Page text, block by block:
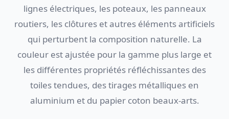
lignes électriques, les poteaux, les panneaux
routiers, les clôtures et autres éléments artificiels
qui perturbent la composition naturelle. La
couleur est ajustée pour la gamme plus large et
les différentes propriétés réfléchissantes des
toiles tendues, des tirages métalliques en
aluminium et du papier coton beaux-arts.